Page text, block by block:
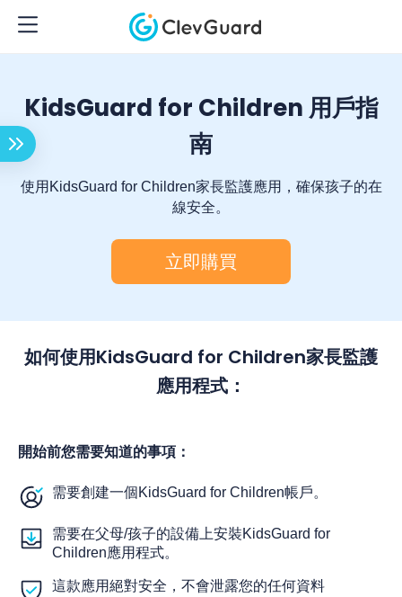
KidsGuard for Children 用戶指
南
使用KidsGuard for Children家長監護應用，確保孩子的在
線安全。
立即購買
如何使用KidsGuard for Children家長監護
應用程式：
開始前您需要知道的事項：
需要創建一個KidsGuard for Children帳戶。
需要在父母/孩子的設備上安裝KidsGuard for
Children應用程式。
這款應用絕對安全，不會泄露您的任何資料